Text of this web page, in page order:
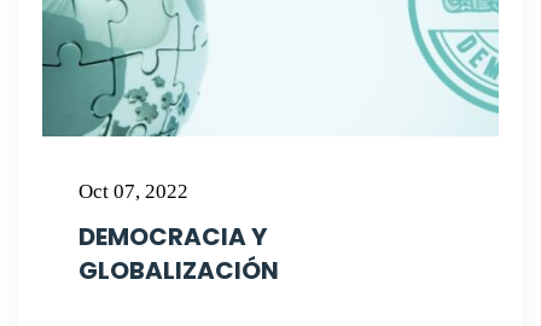
Oct 07, 2022
DEMOCRACIA Y
GLOBALIZACIÓN